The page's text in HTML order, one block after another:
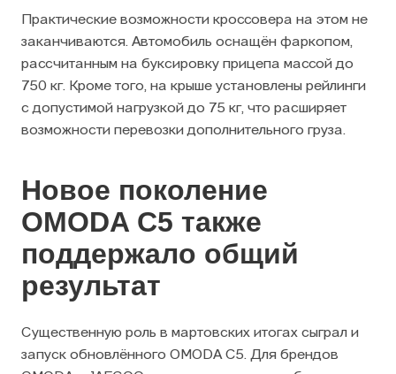
Практические возможности кроссовера на этом не
заканчиваются. Автомобиль оснащён фаркопом,
рассчитанным на буксировку прицепа массой до
750 кг. Кроме того, на крыше установлены рейлинги
с допустимой нагрузкой до 75 кг, что расширяет
возможности перевозки дополнительного груза.
Новое поколение
OMODA C5 также
поддержало общий
результат
Существенную роль в мартовских итогах сыграл и
запуск обновлённого OMODA C5. Для брендов